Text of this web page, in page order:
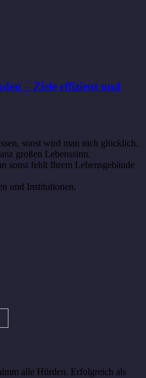
– Ziele effizient und
sonst wird man nich glücklich.
großen Lebenssinn.
sonst fehlt Ihrem Lebensgebäude
und Institutionen.
alle Hürden. Erfolgreich als